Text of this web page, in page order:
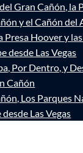
Gran Cañón,
y el Cañón del
Presa Hoover y
desde Las Vegas
Por Dentro, y
Cañón
Los Parques
Las Vegas